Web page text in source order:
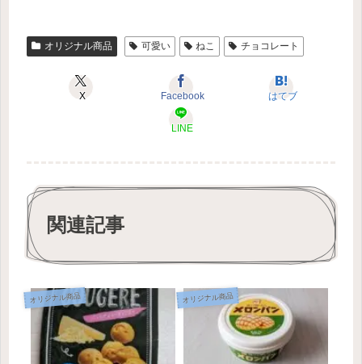
オリジナル商品 可愛い ねこ チョコレート
X Facebook はてブ
LINE
関連記事
オリジナル商品 オリジナル商品